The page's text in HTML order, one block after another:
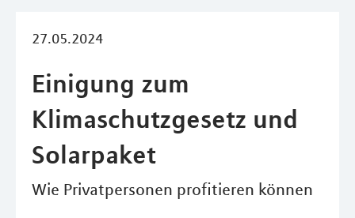
27.05.2024
Einigung zum
Klimaschutzgesetz und
Solarpaket
Wie Privatpersonen profitieren können